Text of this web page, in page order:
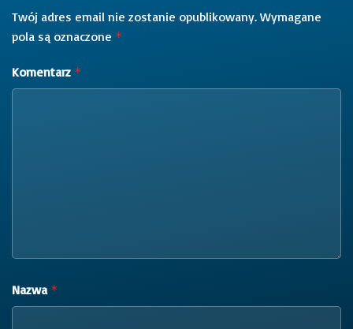
Twój adres email nie zostanie opublikowany. Wymagane
pola są oznaczone *
Komentarz *
Nazwa *